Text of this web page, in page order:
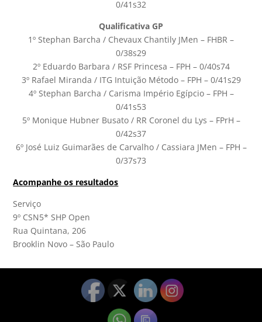
0/41s32
Qualificativa GP
1º Stephan Barcha / Chevaux Chantily JMen – FHBR –
0/38s29
2º Eduardo Barbara / RSF Princesa – FPH – 0/40s74
3º Rafael Miranda / ITG Intuição Método – FPH – 0/41s29
4º Stephan Barcha / Carisma Império Egípcio – FPH –
0/41s53
5º Monique Hubner Busato / RR Coronel du Lys – FPrH –
0/42s37
6º José Luiz Guimarães de Carvalho / Cassiara JMen – FPH –
0/37s73
Acompanhe os resultados
Serviço
9º CSN5* SHP Open
Rua Quintana, 206
Brooklin Novo – São Paulo